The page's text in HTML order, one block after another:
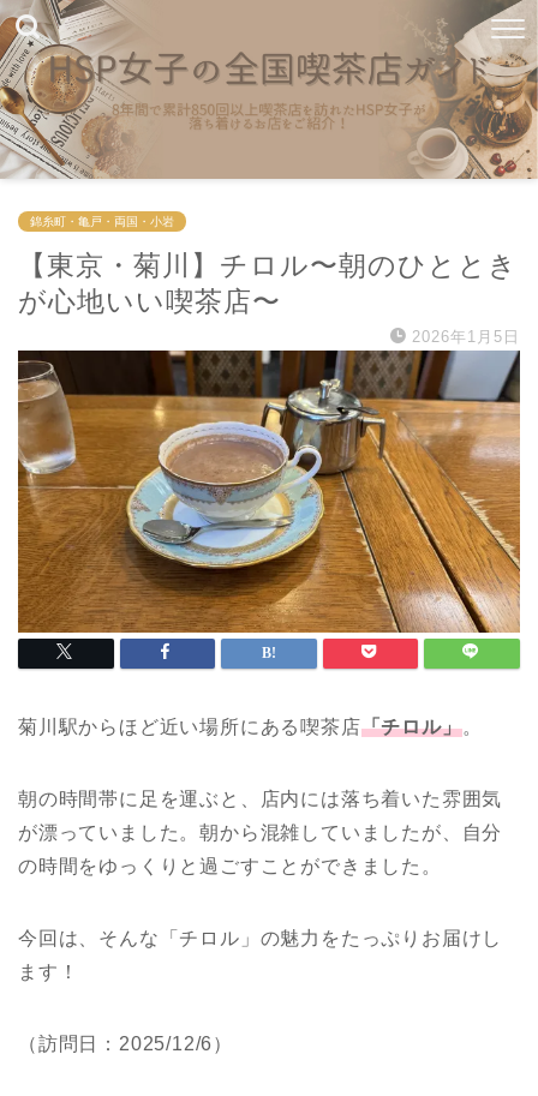
錦糸町・亀戸・両国・小岩
【東京・菊川】チロル〜朝のひととき
が心地いい喫茶店〜
2026年1月5日
菊川駅からほど近い場所にある喫茶店「チロル」。
朝の時間帯に足を運ぶと、店内には落ち着いた雰囲気
が漂っていました。朝から混雑していましたが、自分
の時間をゆっくりと過ごすことができました。
今回は、そんな「チロル」の魅力をたっぷりお届けし
ます！
（訪問日：2025/12/6）